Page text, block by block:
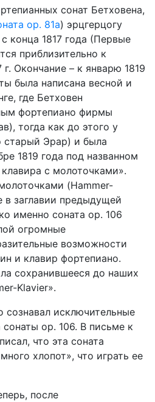
сонат Бетховена,
ор. 81а) эрцгерцогу
конца 1817 года (Первые
приблизительно к
Окончание – к январю 1819
была написана весной и
где Бетховен
фортепиано фирмы
тогда как до этого у
старый Эрар) и была
1819 года под названном
с молоточками».
(Hammer-
в заглавии предыдущей
именно соната ор. 106
огромные
возможности
и клавир фортепиано.
сохранившееся до наших
Klavier».
сознавал исключительные
сонаты ор. 106. В письме к
что эта соната
хлопот», что играть ее
после